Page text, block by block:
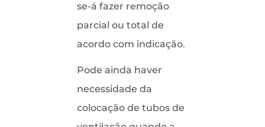
se-á fazer remoção
parcial ou total de
acordo com indicação.
Pode ainda haver
necessidade da
colocação de tubos de